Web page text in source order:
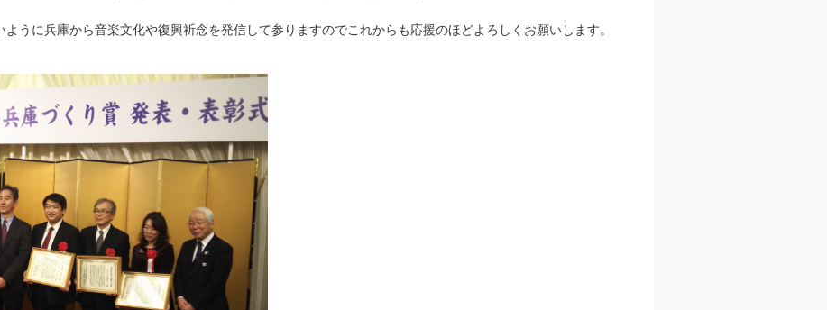
うに兵庫から音楽文化や復興祈念を発信して参りますのでこれからも応援のほどよろしくお願いします。